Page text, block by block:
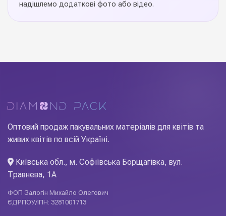
флористичних композицій, подарункових букетів та food-
робить кожен подарунок готовим до вручення — не
декораторів.
надішлемо додаткові фото або відео.
Оптовий продаж пакувальних матеріалів для квітів та
живих квітів по всій Україні.
Київська обл., м. Софіївська Борщагівка, вул.
Травнева, 1А
ФОП Залогін Михайло Олегович
ЄДРПОУ/ІПН: 3281001713